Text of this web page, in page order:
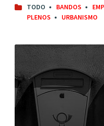
TODO BANDOS
PLENOS
URBANISMO
Leer